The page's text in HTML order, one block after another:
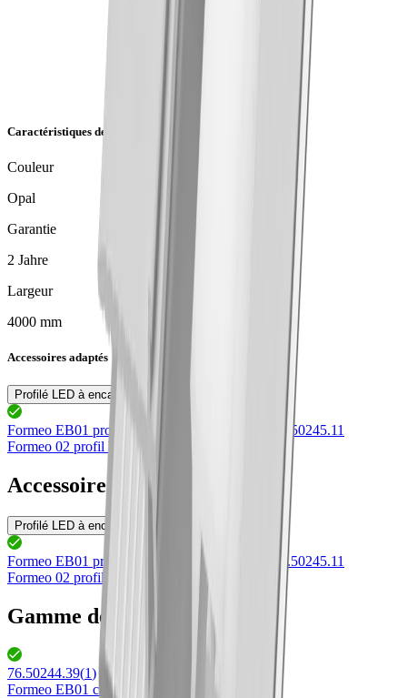
Caractéristiques de l'article
Couleur
Opal
Garantie
2 Jahre
Largeur
4000 mm
Accessoires adaptés
Profilé LED à encastrer
Formeo EB01 profilé à encatrer dans du plâtre
76.50245.11
Formeo 02 profil blanc
Accessoires adaptés
Profilé LED à encastrer
Formeo EB01 profilé à encatrer dans du plâtre
76.50245.11
Formeo 02 profil blanc
lxlxh 4000x54x20.6mm
Gamme de produits Formeo
76.50244.39(1)
Formeo EB01 cache d'extremité